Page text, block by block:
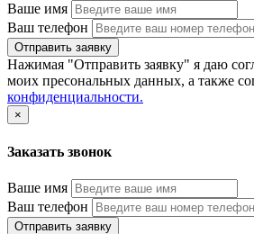
Ваше имя
Ваш телефон
Отправить заявку
Нажимая "Отправить заявку" я даю
моих пресональных данных, а также
конфиденциальности.
×
Заказать звонок
Ваше имя
Ваш телефон
Отправить заявку